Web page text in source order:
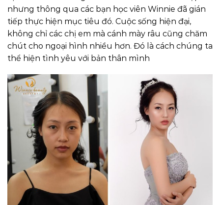
nhưng thông qua các bạn học viên Winnie đã gián
tiếp thực hiện mục tiêu đó. Cuộc sống hiện đại,
không chỉ các chị em mà cánh mày râu cũng chăm
chút cho ngoại hình nhiều hơn. Đó là cách chúng ta
thể hiện tình yêu với bản thân mình